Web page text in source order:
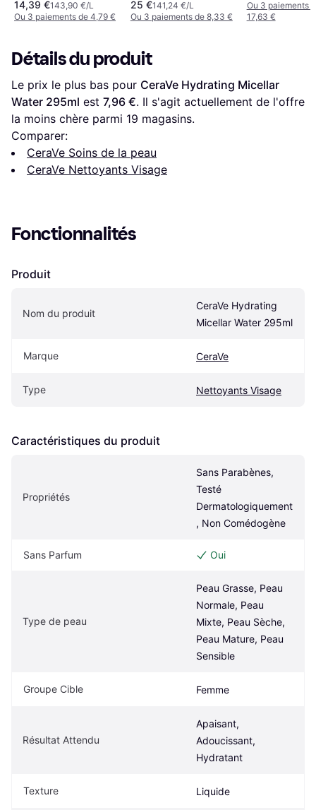
14,39 €143,90 €/L
Ou 3 paiements de 4,79 €
25 €141,24 €/L
Ou 3 paiements de 8,33 €
Ou 3 paiements
17,63 €
Détails du produit
Le prix le plus bas pour CeraVe Hydrating Micellar
Water 295ml est 7,96 €. Il s'agit actuellement de l'offre
la moins chère parmi 19 magasins.
Comparer:
CeraVe Soins de la peau
CeraVe Nettoyants Visage
Fonctionnalités
Produit
Nom du produit
CeraVe Hydrating
Micellar Water 295ml
Marque CeraVe
Type Nettoyants Visage
Caractéristiques du produit
Propriétés
Sans Parabènes,
Testé
Dermatologiquement
, Non Comédogène
Sans Parfum Oui
Type de peau
Peau Grasse, Peau
Normale, Peau
Mixte, Peau Sèche,
Peau Mature, Peau
Sensible
Groupe Cible Femme
Résultat Attendu
Apaisant,
Adoucissant,
Hydratant
Texture Liquide